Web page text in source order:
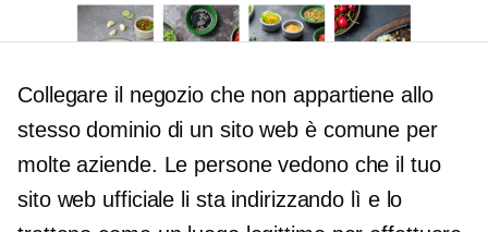
Collegare il negozio che non appartiene allo
stesso dominio di un sito web è comune per
molte aziende. Le persone vedono che il tuo
sito web ufficiale li sta indirizzando lì e lo